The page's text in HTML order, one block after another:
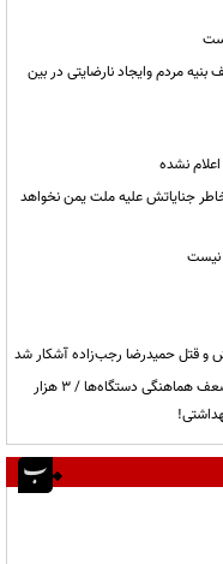
مردم وایجاد نارضایتی در بین
نشده
جنایاتش علیه ملت یمن نخواهد
نیست
و قتل حمیدرضا رجب‌زاده آشکار شد
ریمـدان؛ مرزی گرفتار در صف، کمبود زیرساخت و ضعف هماهنگی دستگاه‌ها / ۳ هزار